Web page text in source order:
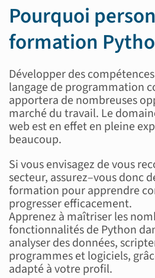
Pourquoi
formation
Développer des
langage de programmation
apportera denombreuses
marché du travail. Le
web est en effet en pleine exp
beaucoup.
Si vous envisagez de vous
secteur, assurez–vous donc
formation pour apprendre
progresserefficacement.
Apprenez à maîtriser les
fonctionnalitésde Python
analyser des données,
programmes et logiciels,
adapté à votre profil.